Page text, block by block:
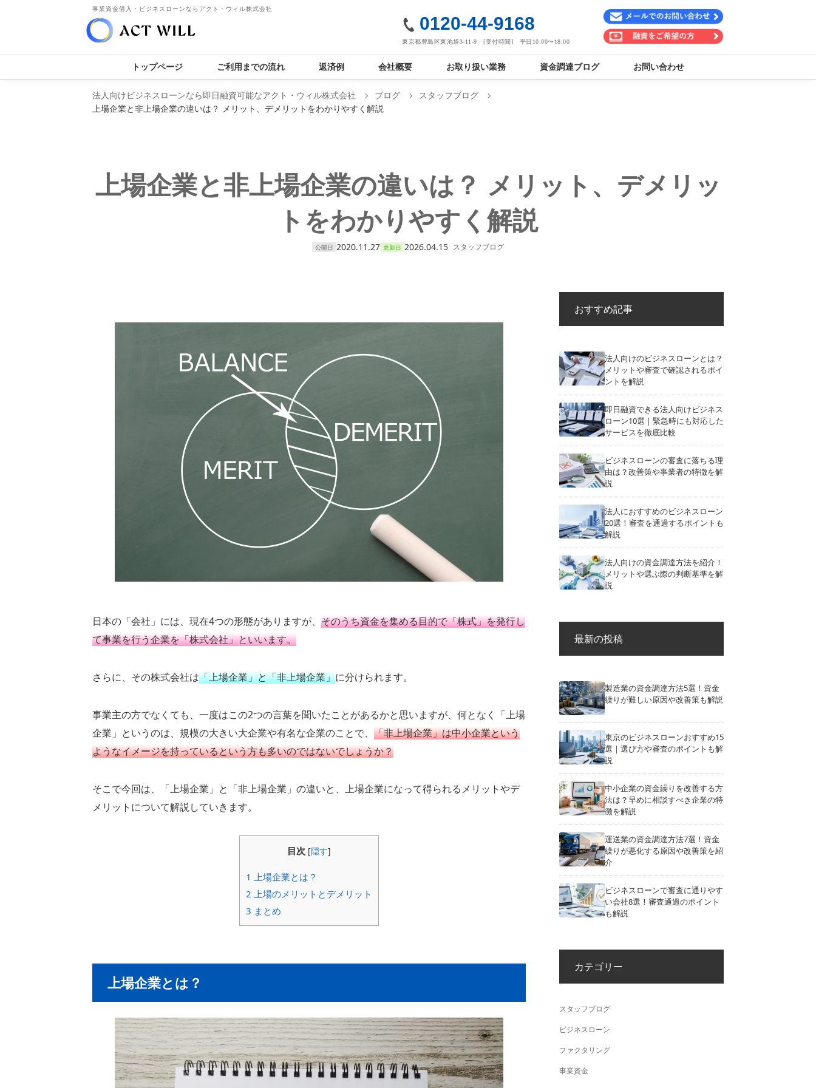
事業資金借入・ビジネスローンならアクト・ウィル株式会社
0120-44-9168
東京都豊島区東池袋3-11-9 [受付時間] 平日10:00〜18:00
トップページ ご利用までの流れ 返済例 会社概要 お取り扱い業務 資金調達ブログ お問い合わせ
法人向けビジネスローンなら即日融資可能なアクト・ウィル株式会社 ブログ
スタッフブログ
上場企業と非上場企業の違いは？ メリット、デメリットをわかりやすく解説
上場企業と非上場企業の違いは？ メリット、デメリッ
トをわかりやすく解説
公開日 2020.11.27 更新日 2026.04.15 スタッフブログ
日本の「会社」には、現在4つの形態がありますが、 そのうち資金を集める目的で「株式」を発行し
て事業を行う企業を「株式会社」といいます。
さらに、その株式会社は「上場企業」と「非上場企業」に分けられます。
事業主の方でなくても、一度はこの2つの言葉を聞いたことがあるかと思いますが、何となく「上場
企業」というのは、規模の大きい大企業や有名な企業のことで、 「非上場企業」は中小企業という
ようなイメージを持っているという方も多いのではないでしょうか？
そこで今回は、「上場企業」と「非上場企業」の違いと、上場企業になって得られるメリットやデ
メリットについて解説していきます。
目次 [隠す]
1
上場企業とは？
2 上場のメリットとデメリット
3 まとめ
上場企業とは？
おすすめ記事
法人向けのビジネスローンとは？
メリットや審査で確認されるポイ
ントを解説
即日融資できる法人向けビジネス
ローン10選｜緊急時にも対応した
サービスを徹底比較
ビジネスローンの審査に落ちる理
由は？改善策や事業者の特徴を解
説
法人におすすめのビジネスローン
20選！審査を通過するポイントも
解説
法人向けの資金調達方法を紹介！
メリットや選ぶ際の判断基準を解
説
最新の投稿
製造業の資金調達方法5選！資金
繰りが難しい原因や改善策も解説
東京のビジネスローンおすすめ15
選｜選び方や審査のポイントも解
説
中小企業の資金繰りを改善する方
法は？早めに相談すべき企業の特
徴を解説
運送業の資金調達方法7選！資金
繰りが悪化する原因や改善策を紹
介
ビジネスローンで審査に通りやす
い会社8選！審査通過のポイント
も解説
カテゴリー
スタッフブログ
ビジネスローン
ファクタリング
事業資金